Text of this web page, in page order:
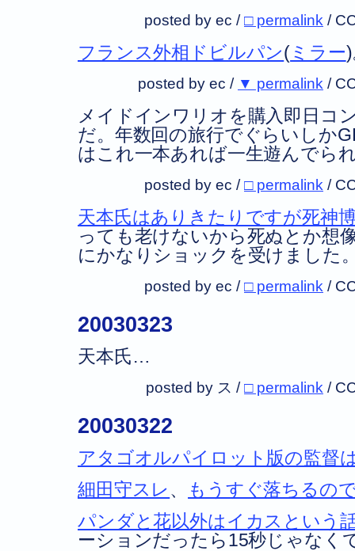
posted by ec /□ permalink /
フランス外相ドビルパン(ミラー
posted by ec / ▼ permalink /
メイドインワリオを購入即日コ
だ。年数回の旅行でぐらいしか
はこれ一本あれば一生遊んでら
posted by ec /□ permalink /
天本氏はありきたりですが死神
っても老けないから死ぬとか想
にかなりショックを受けました
posted by ec /□ permalink /
20030323
天本氏…
posted by ス /□ permalink /
20030322
アタゴオルパイロット版の監督
細田守スレ、
もうすぐ落ちるの
パンダと花以外はイカスという
ーションだったら15秒じゃなく